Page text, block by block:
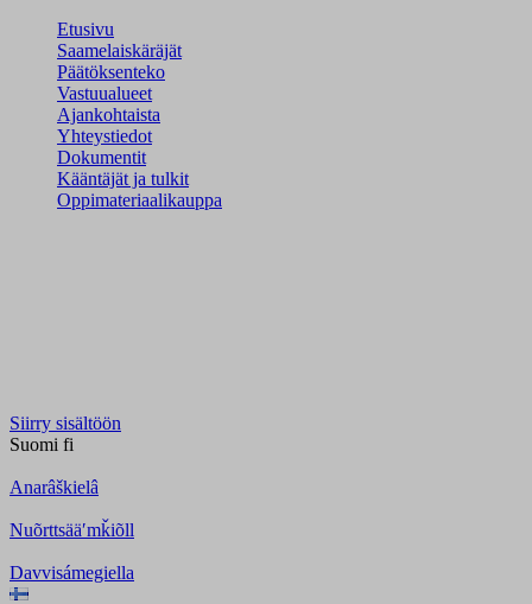
Etusivu
Saamelaiskäräjät
Päätöksenteko
Vastuualueet
Ajankohtaista
Yhteystiedot
Dokumentit
Kääntäjät ja tulkit
Oppimateriaalikauppa
Siirry sisältöön
Suomi fi
Anarâškielâ
Nuõrttsääʹmǩiõll
Davvisámegiella